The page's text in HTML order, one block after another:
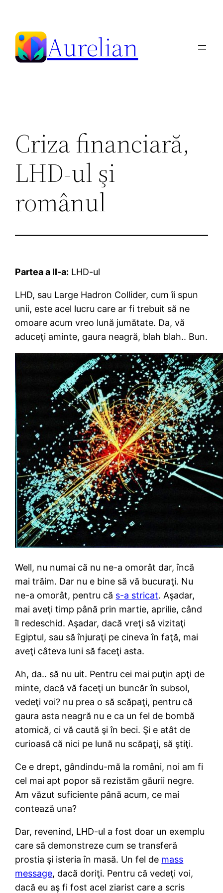
content
Aurelian
Criza financiară,
LHD-ul şi
românul
Partea a II-a: LHD-ul
LHD, sau Large Hadron Collider, cum îi spun
unii, este acel lucru care ar fi trebuit să ne
omoare acum vreo lună jumătate. Da, vă
aduceţi aminte, gaura neagră, blah blah.. Bun.
Well, nu numai că nu ne-a omorât dar, încă
mai trăim. Dar nu e bine să vă bucuraţi. Nu
ne-a omorât, pentru că s-a stricat. Aşadar,
mai aveţi timp până prin martie, aprilie, când
îl redeschid. Aşadar, dacă vreţi să vizitaţi
Egiptul, sau să înjuraţi pe cineva în faţă, mai
aveţi câteva luni să faceţi asta.
Ah, da.. să nu uit. Pentru cei mai puţin apţi de
minte, dacă vă faceţi un buncăr în subsol,
vedeţi voi? nu prea o să scăpaţi, pentru că
gaura asta neagră nu e ca un fel de bombă
atomică, ci vă caută şi în beci. Şi e atât de
curioasă că nici pe lună nu scăpaţi, să ştiţi.
Ce e drept, gândindu-mă la români, noi am fi
cel mai apt popor să rezistăm găurii negre.
Am văzut suficiente până acum, ce mai
contează una?
Dar, revenind, LHD-ul a fost doar un exemplu
care să demonstreze cum se transferă
prostia şi isteria în masă. Un fel de mass
message, dacă doriţi. Pentru că vedeţi voi,
dacă eu aş fi fost acel ziarist care a scris